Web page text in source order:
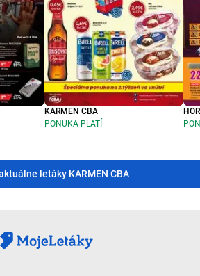
KARMEN CBA
PONUKA PLATÍ
letáky KARMEN CBA